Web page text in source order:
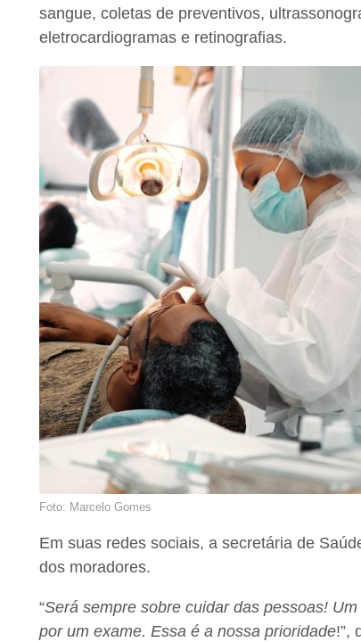
sangue, coletas de preventivos,
eletrocardiogramas e retinografias.
Foto: Marcelo Gomes
Em suas redes sociais, a secretária de
dos moradores.
“Será sempre sobre cuidar das pessoas!
por um exame. Essa é a nossa prioridade!”,